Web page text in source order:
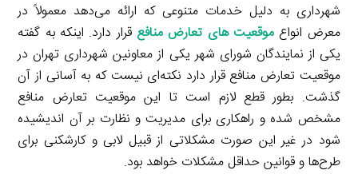
شهرداری به دلیل خدمات متنوعی که ارائه می‌دهد معمولاً در
معرض انواعموقعیت های تعارض منافع قرار دارد. اینکه به گفته
یکی از نمایندگان شورای شهر یکی از معاونین شهرداری تهران در
موقعیت تعارض منافع قرار دارد نکته‌ای نیست که به آسانی از آن
گذشت. بطور قطع لازم است تا این موقعیت تعارض منافع
مشخص شده و راهکاری برای مدیریت و نظارت بر آن اندیشیده
شود در غیر این صورت مشکلاتی از قبیل لابی و کارشکنی برای
طرح‌ها و قوانین حداقل مشکلات خواهد بود.